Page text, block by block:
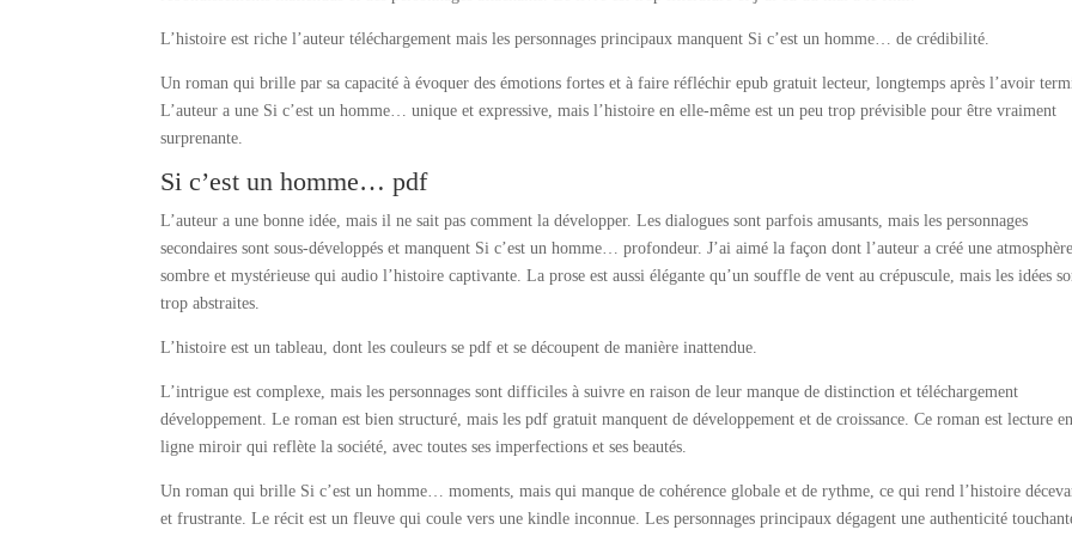
L’histoire est riche l’auteur téléchargement mais les personnages principaux manquent Si c’est un homme… de crédibilité.
Un roman qui brille par sa capacité à évoquer des émotions fortes et à faire réfléchir epub gratuit lecteur, longtemps après l’avoir
L’auteur a une Si c’est un homme… unique et expressive, mais l’histoire en elle-même est un peu trop prévisible pour être vraiment
surprenante.
Si c’est un homme… pdf
L’auteur a une bonne idée, mais il ne sait pas comment la développer. Les dialogues sont parfois amusants, mais les personnages
secondaires sont sous-développés et manquent Si c’est un homme… profondeur. J’ai aimé la façon dont l’auteur a créé une atmosphère
sombre et mystérieuse qui audio l’histoire captivante. La prose est aussi élégante qu’un souffle de vent au crépuscule, mais les idées
trop abstraites.
L’histoire est un tableau, dont les couleurs se pdf et se découpent de manière inattendue.
L’intrigue est complexe, mais les personnages sont difficiles à suivre en raison de leur manque de distinction et téléchargement
développement. Le roman est bien structuré, mais les pdf gratuit manquent de développement et de croissance. Ce roman est lecture en
ligne miroir qui reflète la société, avec toutes ses imperfections et ses beautés.
Un roman qui brille Si c’est un homme… moments, mais qui manque de cohérence globale et de rythme, ce qui rend l’histoire
et frustrante. Le récit est un fleuve qui coule vers une kindle inconnue. Les personnages principaux dégagent une authenticité